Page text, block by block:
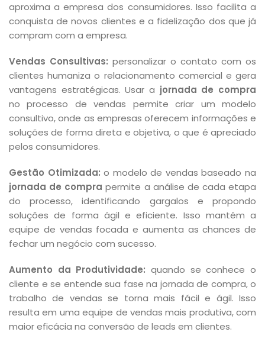
aproxima a empresa dos consumidores. Isso facilita a
conquista de novos clientes e a fidelização dos que já
compram com a empresa.
Vendas Consultivas: personalizar o contato com os
clientes humaniza o relacionamento comercial e gera
vantagens estratégicas. Usar a jornada de compra
no processo de vendas permite criar um modelo
consultivo, onde as empresas oferecem informações e
soluções de forma direta e objetiva, o que é apreciado
pelos consumidores.
Gestão Otimizada: o modelo de vendas baseado na
jornada de compra permite a análise de cada etapa
do processo, identificando gargalos e propondo
soluções de forma ágil e eficiente. Isso mantém a
equipe de vendas focada e aumenta as chances de
fechar um negócio com sucesso.
Aumento da Produtividade: quando se conhece o
cliente e se entende sua fase na jornada de compra, o
trabalho de vendas se torna mais fácil e ágil. Isso
resulta em uma equipe de vendas mais produtiva, com
maior eficácia na conversão de leads em clientes.